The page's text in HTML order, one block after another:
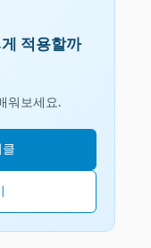
적용할까
워보세요.
클